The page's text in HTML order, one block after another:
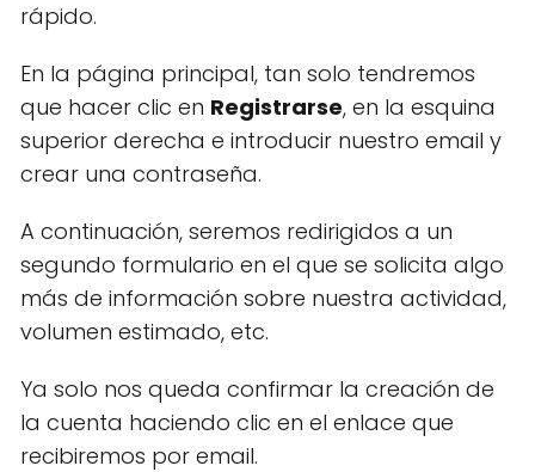
rápido.
En la página principal, tan solo tendremos
que hacer clic en Registrarse, en la esquina
superior derecha e introducir nuestro email y
crear una contraseña.
A continuación, seremos redirigidos a un
segundo formulario en el que se solicita algo
más de información sobre nuestra actividad,
volumen estimado, etc.
Ya solo nos queda confirmar la creación de
la cuenta haciendo clic en el enlace que
recibiremos por email.